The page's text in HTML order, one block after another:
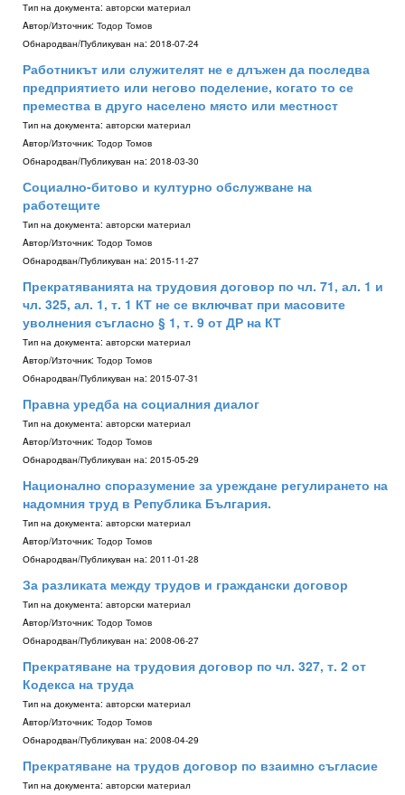
Тип на документа: авторски материал
Aвтор/Източник: Тодор Томов
Обнародван/Публикуван на: 2018-07-24
Работникът или служителят не е длъжен да последва
предприятието или негово поделение, когато то се
премества в друго населено място или местност
Тип на документа: авторски материал
Aвтор/Източник: Тодор Томов
Обнародван/Публикуван на: 2018-03-30
Социално-битово и културно обслужване на
работещите
Тип на документа: авторски материал
Aвтор/Източник: Тодор Томов
Обнародван/Публикуван на: 2015-11-27
Прекратяванията на трудовия договор по чл. 71, ал. 1 и
чл. 325, ал. 1, т. 1 КТ не се включват при масовите
уволнения съгласно § 1, т. 9 от ДР на КТ
Тип на документа: авторски материал
Aвтор/Източник: Тодор Томов
Обнародван/Публикуван на: 2015-07-31
Правна уредба на социалния диалог
Тип на документа: авторски материал
Aвтор/Източник: Тодор Томов
Обнародван/Публикуван на: 2015-05-29
Национално споразумение за уреждане регулирането на
надомния труд в Република България.
Тип на документа: авторски материал
Aвтор/Източник: Тодор Томов
Обнародван/Публикуван на: 2011-01-28
За разликата между трудов и граждански договор
Тип на документа: авторски материал
Aвтор/Източник: Тодор Томов
Обнародван/Публикуван на: 2008-06-27
Прекратяване на трудовия договор по чл. 327, т. 2 от
Кодекса на труда
Тип на документа: авторски материал
Aвтор/Източник: Тодор Томов
Обнародван/Публикуван на: 2008-04-29
Прекратяване на трудов договор по взаимно съгласие
Тип на документа: авторски материал